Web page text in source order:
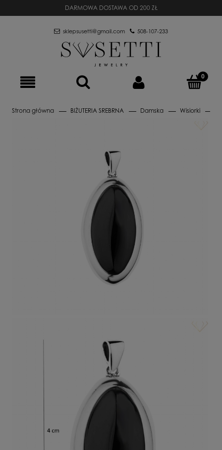
DARMOWA DOSTAWA OD 200 ZŁ
sklepsusetti@gmail.com 508-107-233
Strona główna BIŻUTERIA SREBRNA Damska Wisiorki